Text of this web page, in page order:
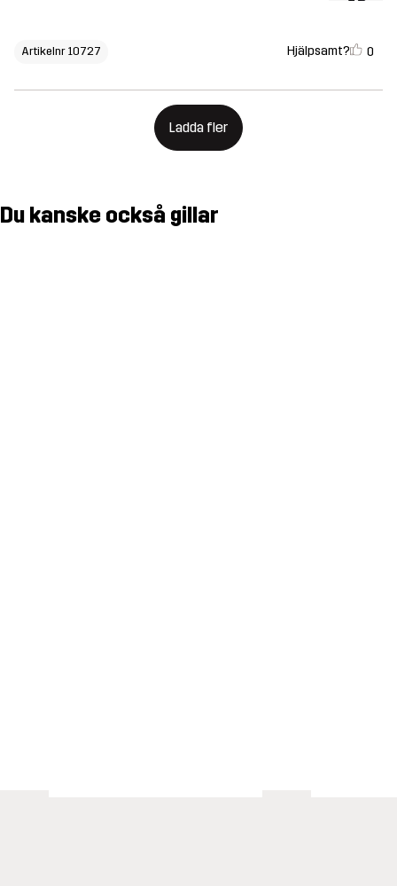
Artikelnr 10727 Hjälpsamt? 0
Ladda fler
Du kanske också gillar